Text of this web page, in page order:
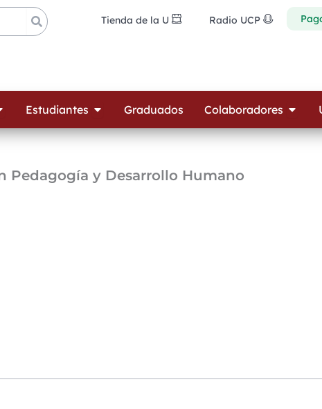
Tienda de la U Radio UCP
Oferta Académica
Estudiantes Open Estudiantes
Graduados Colaboradores Open
Pedagogía y Desarrollo Humano